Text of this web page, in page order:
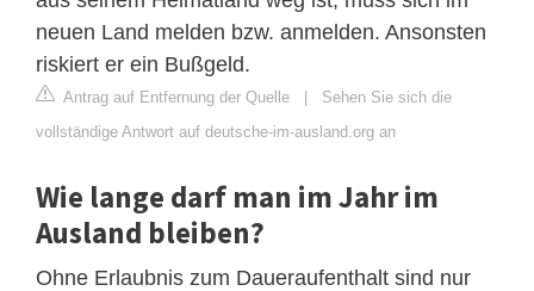
neuen Land melden bzw. anmelden. Ansonsten
riskiert er ein Bußgeld.
Antrag auf Entfernung der Quelle | Sehen Sie sich die
vollständige Antwort auf deutsche-im-ausland.org an
Wie lange darf man im Jahr im
Ausland bleiben?
Ohne Erlaubnis zum Daueraufenthalt sind nur